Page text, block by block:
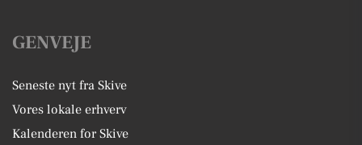
GENVEJE
Seneste nyt fra Skive
Vores lokale erhverv
Kalenderen for Skive